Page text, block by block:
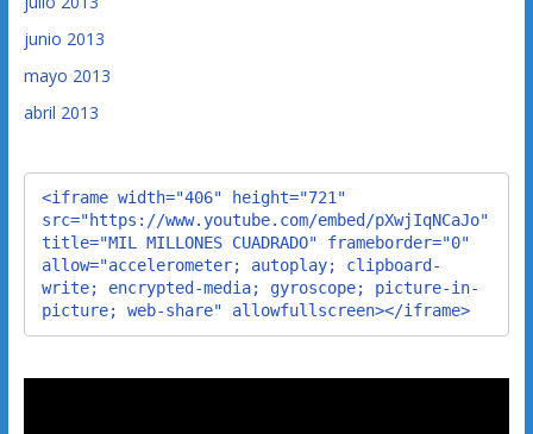
junio 2013
mayo 2013
abril 2013
<iframe width="406" height="721"
src="https://www.youtube.com/embed/pXwjIqNCaJo"
title="MIL MILLONES CUADRADO" frameborder="0"
allow="accelerometer; autoplay; clipboard-
write; encrypted-media; gyroscope; picture-in-
picture; web-share" allowfullscreen></iframe>